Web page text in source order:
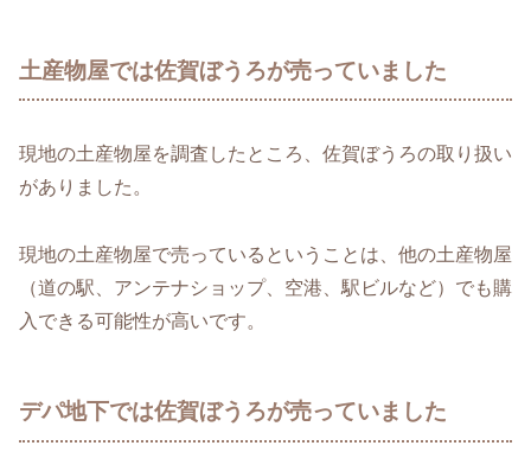
土産物屋では佐賀ぼうろが売っていました
現地の土産物屋を調査したところ、佐賀ぼうろの取り扱い
がありました。
現地の土産物屋で売っているということは、他の土産物屋
（道の駅、アンテナショップ、空港、駅ビルなど）でも購
入できる可能性が高いです。
デパ地下では佐賀ぼうろが売っていました